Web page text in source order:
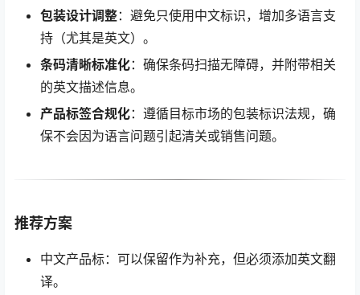
包装设计调整：避免只使用中文标识，增加多语言支
持（尤其是英文）。
条码清晰标准化：确保条码扫描无障碍，并附带相关
的英文描述信息。
产品标签合规化：遵循目标市场的包装标识法规，确
保不会因为语言问题引起清关或销售问题。
推荐方案
中文产品标：可以保留作为补充，但必须添加英文翻
译。